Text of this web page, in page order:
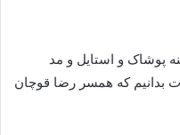
پوشاک و استایل و مد
بدانیم که همسر رضا قوچان